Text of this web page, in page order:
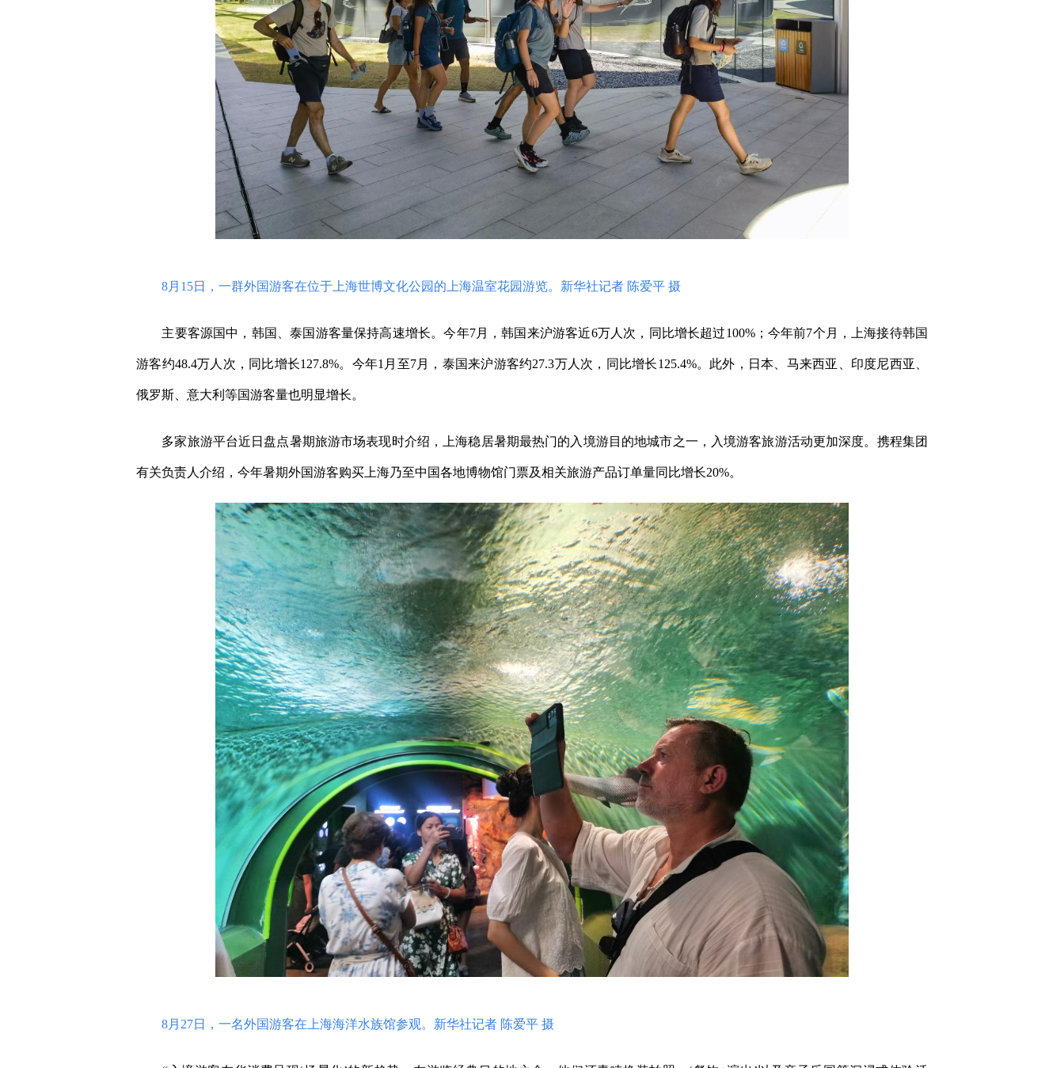
8月15日，一群外国游客在位于上海世博文化公园的上海温室花园游览。新华社记者 陈爱平 摄
主要客源国中，韩国、泰国游客量保持高速增长。今年7月，韩国来沪游客近6万人次，同比增长超过100%；今年前7个月，上海接待韩国
游客约48.4万人次，同比增长127.8%。今年1月至7月，泰国来沪游客约27.3万人次，同比增长125.4%。此外，日本、马来西亚、印度尼西亚、
俄罗斯、意大利等国游客量也明显增长。
多家旅游平台近日盘点暑期旅游市场表现时介绍，上海稳居暑期最热门的入境游目的地城市之一，入境游客旅游活动更加深度。携程集团
有关负责人介绍，今年暑期外国游客购买上海乃至中国各地博物馆门票及相关旅游产品订单量同比增长20%。
8月27日，一名外国游客在上海海洋水族馆参观。新华社记者 陈爱平 摄